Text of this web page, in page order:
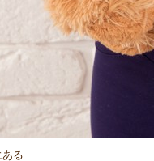
る